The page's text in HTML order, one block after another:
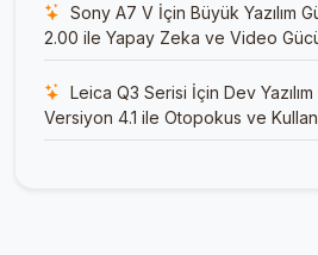
Sony A7 V İçin Büyük Yazılım
2.00 ile Yapay Zeka ve Video
Leica Q3 Serisi İçin Dev
Versiyon 4.1 ile Otopokus ve